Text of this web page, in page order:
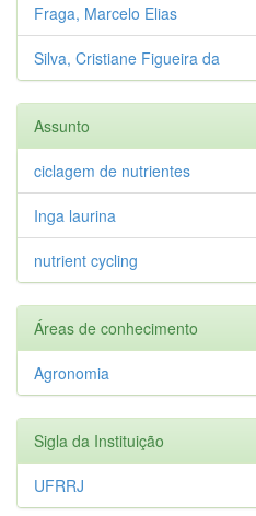
Fraga, Marcelo Elias
Silva, Cristiane Figueira da
Assunto
ciclagem de nutrientes
Inga laurina
nutrient cycling
Áreas de conhecimento
Agronomia
Sigla da Instituição
UFRRJ